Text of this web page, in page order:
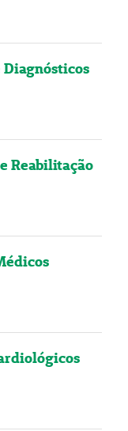
Reabilitação